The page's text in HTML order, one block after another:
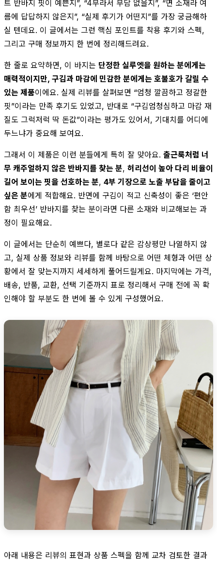
트 반바지 핏이 예쁜지”, “4부라서 부담 없을지”, “면 소재라 여
름에 답답하지 않은지”, “실제 후기가 어떤지”를 가장 궁금해하
실 텐데요. 이 글에서는 그런 핵심 포인트를 착용 후기와 스펙,
그리고 구매 정보까지 한 번에 정리해드려요.
한 줄로 요약하면, 이 바지는 단정한 실루엣을 원하는 분에게는
매력적이지만, 구김과 마감에 민감한 분에게는 호불호가 갈릴 수
있는 제품이에요. 실제 리뷰를 살펴보면 “엄청 깔끔하고 정갈한
핏”이라는 만족 후기도 있었고, 반대로 “구김엄청심하고 마감 재
질도 그럭저럭 딱 돈값”이라는 평가도 있어서, 기대치를 어디에
두느냐가 중요해 보여요.
그래서 이 제품은 이런 분들에게 특히 잘 맞아요. 출근룩처럼 너
무 캐주얼하지 않은 반바지를 찾는 분, 허리선이 높아 다리 비율이
길어 보이는 핏을 선호하는 분, 4부 기장으로 노출 부담을 줄이고
싶은 분에게 적합해요. 반면에 구김이 적고 신축성이 좋은 ‘편안
함 최우선’ 반바지를 찾는 분이라면 다른 소재와 비교해보는 과
정이 필요해요.
이 글에서는 단순히 예쁘다, 별로다 같은 감상평만 나열하지 않
고, 실제 상품 정보와 리뷰를 함께 바탕으로 어떤 체형과 어떤 상
황에서 잘 맞는지까지 세세하게 풀어드릴게요. 마지막에는 가격,
배송, 반품, 교환, 선택 기준까지 표로 정리해서 구매 전에 꼭 확
인해야 할 부분도 한 번에 볼 수 있게 구성했어요.
아래 내용은 리뷰의 표현과 상품 스펙을 함께 교차 검토한 결과